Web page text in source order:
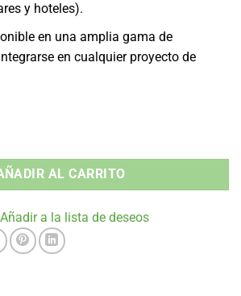
y hoteles).
en una amplia gama de
en cualquier proyecto de
- Apilable Médula Sintética Exterior cantidad
AL CARRITO
Añadir a la lista de deseos